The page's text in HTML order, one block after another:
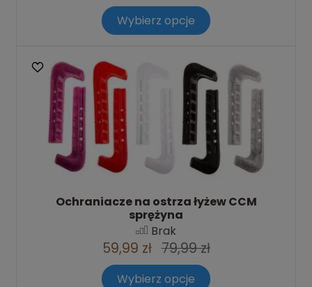
Wybierz opcje
Ochraniacze na ostrza łyżew CCM
sprężyna
Brak
59,99 zł 79,99 zł
Wybierz opcje